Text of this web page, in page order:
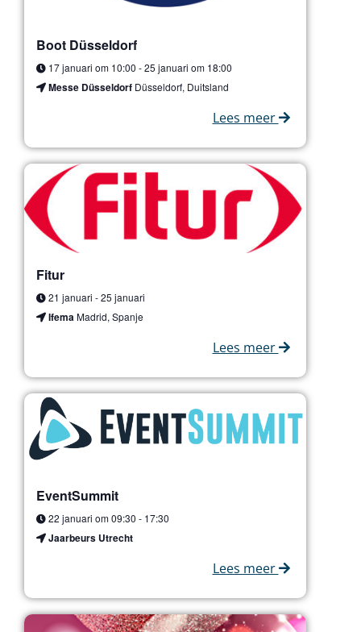
Boot Düsseldorf
17 januari om 10:00 -25 januari om 18:00
Messe Düsseldorf Düsseldorf, Duitsland
Lees meer
Fitur
21 januari -25 januari
IfemaMadrid, Spanje
Lees meer
EventSummit
22 januari om 09:30 - 17:30
Jaarbeurs Utrecht
Lees meer